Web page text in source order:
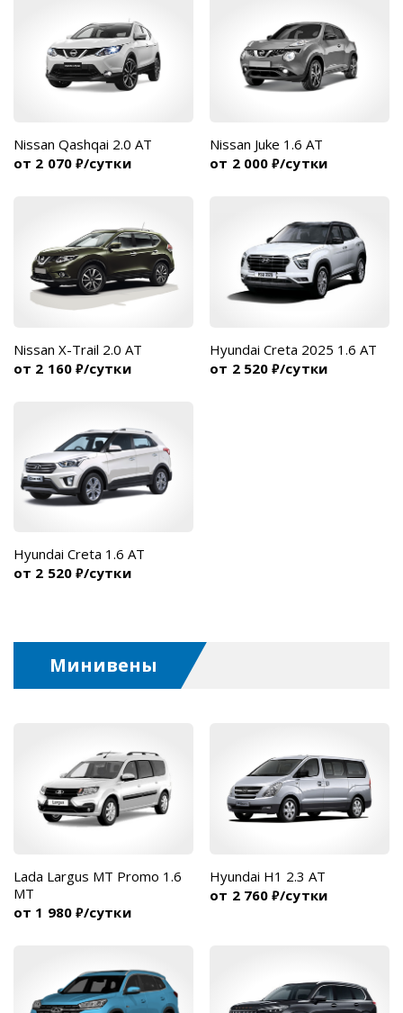
Nissan Qashqai 2.0 AT
от 2 070 ₽/сутки
Nissan Juke 1.6 AT
от 2 000₽/сутки
Nissan X-Trail 2.0 AT
от 2 160 ₽/сутки
Hyundai Creta 2025 1.6 AT
от 2 520₽/сутки
Hyundai Creta 1.6 AT
от 2 520 ₽/сутки
Минивены
Lada Largus MT Promo 1.6
MT
от 1 980 ₽/сутки
Hyundai H1 2.3 AT
от 2 760₽/сутки